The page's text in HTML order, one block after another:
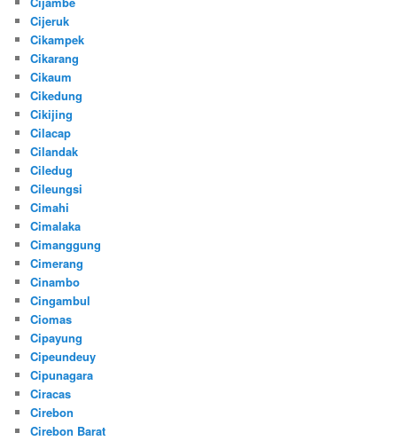
Cijeruk
Cikampek
Cikarang
Cikaum
Cikedung
Cikijing
Cilacap
Cilandak
Ciledug
Cileungsi
Cimahi
Cimalaka
Cimanggung
Cimerang
Cinambo
Cingambul
Ciomas
Cipayung
Cipeundeuy
Cipunagara
Ciracas
Cirebon
Cirebon Barat